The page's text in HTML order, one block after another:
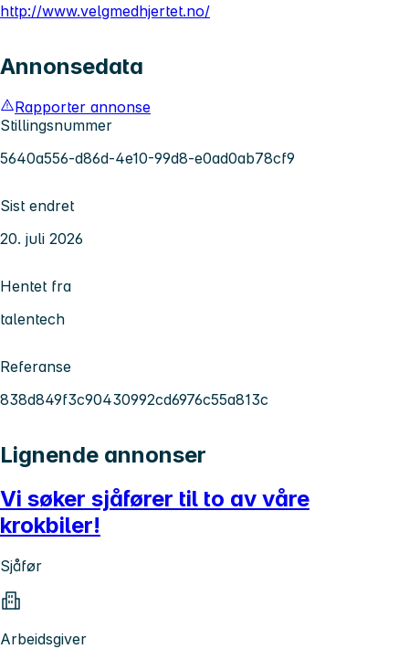
http://www.velgmedhjertet.no/
Annonsedata
Rapporter annonse
Stillingsnummer
5640a556-d86d-4e10-99d8-e0ad0ab78cf9
Sist endret
20. juli 2026
Hentet fra
talentech
Referanse
838d849f3c90430992cd6976c55a813c
Lignende annonser
Vi søker sjåfører til to av våre
krokbiler!
Sjåfør
Arbeidsgiver